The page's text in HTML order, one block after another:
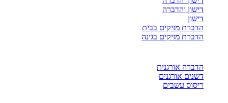
דישון והדברה
דישון
הדברת מזיקים בבית
הדברת מזיקים בגינה
הדברה אורגנית
דשנים אורגנים
ריסוס עשבים